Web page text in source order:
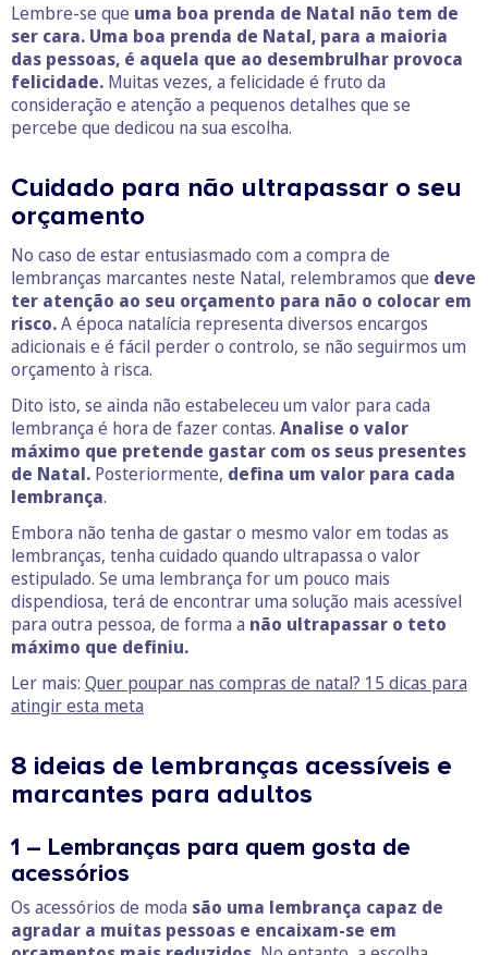
Lembre-se que uma boa prenda de Natal não tem de
ser cara. Uma boa prenda de Natal, para a maioria
das pessoas, é aquela que ao desembrulhar provoca
felicidade. Muitas vezes, a felicidade é fruto da
consideração e atenção a pequenos detalhes que se
percebe que dedicou na sua escolha.
Cuidado para não ultrapassar o seu
orçamento
No caso de estar entusiasmado com a compra de
lembranças marcantes neste Natal, relembramos que deve
ter atenção ao seu orçamento para não o colocar em
risco.A época natalícia representa diversos encargos
adicionais e é fácil perder o controlo, se não seguirmos um
orçamento à risca.
Dito isto, se ainda não estabeleceu um valor para cada
lembrança é hora de fazer contas. Analise o valor
máximo que pretende gastar com os seus presentes
de Natal. Posteriormente, defina um valor para cada
lembrança.
Embora não tenha de gastar o mesmo valor em todas as
lembranças, tenha cuidado quando ultrapassa o valor
estipulado. Se uma lembrança for um pouco mais
dispendiosa, terá de encontrar uma solução mais acessível
para outra pessoa, de forma a não ultrapassar o teto
máximo que definiu.
Ler mais: Quer poupar nas compras de natal? 15 dicas para
atingir esta meta
8 ideias de lembranças acessíveis e
marcantes para adultos
1 – Lembranças para quem gosta de
acessórios
Os acessórios de moda são uma lembrança capaz de
agradar a muitas pessoas e encaixam-se em